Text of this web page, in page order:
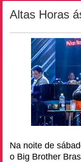
Altas Horas
Na noite de
o Big Brother